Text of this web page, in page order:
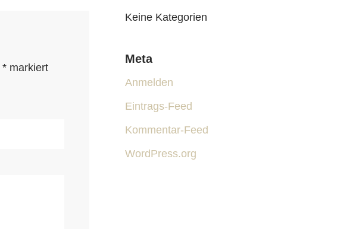
* markiert
Keine Kategorien
Meta
Anmelden
Eintrags-Feed
Kommentar-Feed
WordPress.org